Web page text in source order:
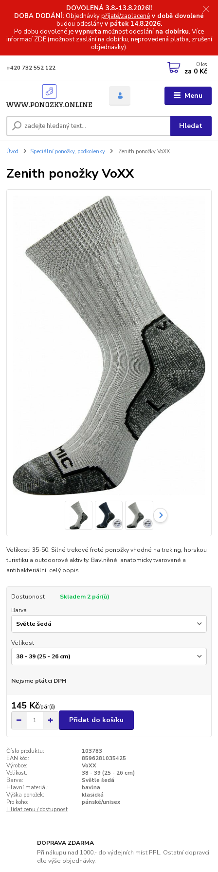
DOVOLENÁ 3.8.-13.8.2026!!
DOBA DODÁNÍ: Objednávkypřijaté/zaplacené v době dovolené
budou odeslányv pátek 14.8.2026.
Po dobu dovolené jevypnuta možnost odeslánína dobírku. Více
informacíZDE (možnost zaslání na dobírku, neprovedená platba, zrušení
objednávky).
Menu
Hledat
+420 732 552 122 0 ks
za 0 Kč
Úvod Speciální ponožky, podkolenky Zenith ponožky VoXX
Zenith ponožky VoXX
Velikosti 35-50. Silné trekové froté ponožky vhodné na treking, horskou
turistiku a outdoorové aktivity. Bavlněné, anatomicky tvarované a
antibakteriální. celý popis
Dostupnost
Skladem 2 pár(ů)
Barva
Velikost
Nejsme plátci DPH
145 Kč/pár(ů)
Přidat do košíku
Číslo produktu:
103783
EAN kód:
8596281035425
Výrobce:
VoXX
Velikost:
38 - 39 (25 - 26 cm)
Barva:
Světle šedá
Hlavní materiál:
bavlna
Výška ponožek:
klasická
Pro koho:
pánské/unisex
Hlídat cenu / dostupnost
DOPRAVA ZDARMA
Při nákupu nad 1000,- do výdejních míst PPL. Ostatní dopravci
dle výše objednávky.